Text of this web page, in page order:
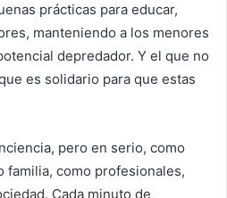
prácticas para educar,
manteniendo a los menores
depredador. Y el que no
es solidario para que estas
pero en serio, como
como profesionales,
Cada minuto de